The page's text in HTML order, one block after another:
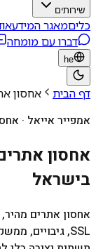
שירותים
כליםמאגר המידע
דברו עם מומחה
he
דף הבית אחסון
אמפייר אייאל ·
אחסון
בישראל
אחסון אתרים